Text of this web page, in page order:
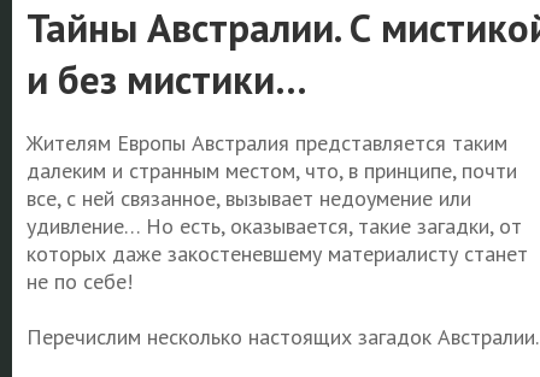
Тайны Австралии. С
и без мистики…
Жителям Европы Австралия представляется таким
далеким и странным местом, что, в принципе, почти
все, с ней связанное, вызывает недоумение или
удивление… Но есть, оказывается, такие загадки, от
которых даже закостеневшему материалисту станет
не по себе!
Перечислим несколько настоящих загадок Австралии.